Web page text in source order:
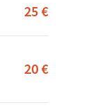
25 €
20 €